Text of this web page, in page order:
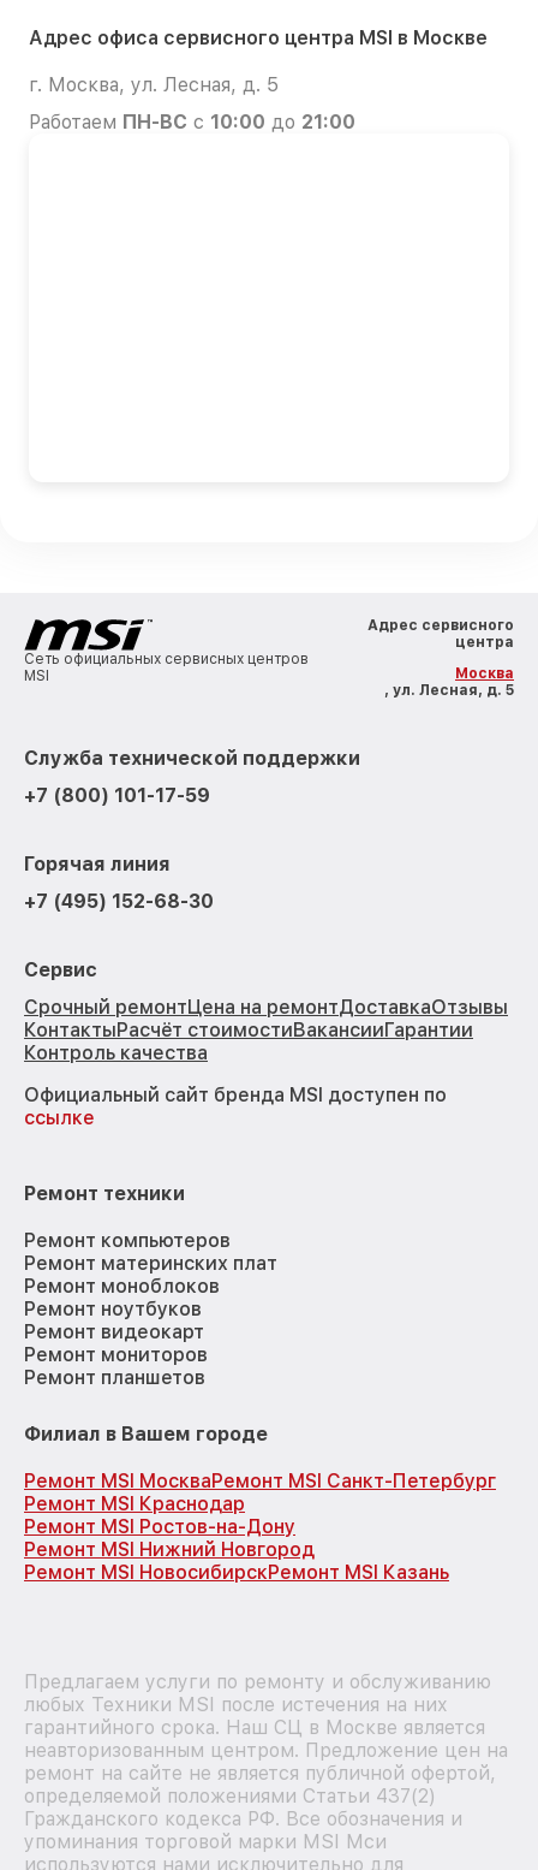
Адрес офиса сервисного центра MSI в Москве
г. Москва, ул. Лесная, д. 5
Работаем ПН-ВС с 10:00 до 21:00
Сеть официальных сервисных центров
MSI
Адрес сервисного
центра
Москва
, ул. Лесная, д. 5
Служба технической поддержки
+7 (800) 101-17-59
Горячая линия
+7 (495) 152-68-30
Сервис
Срочный ремонтЦена на ремонтДоставкаОтзывы
КонтактыРасчёт стоимостиВакансииГарантии
Контроль качества
Официальный сайт бренда MSI доступен по
ссылке
Ремонт техники
Ремонт компьютеров
Ремонт материнских плат
Ремонт моноблоков
Ремонт ноутбуков
Ремонт видеокарт
Ремонт мониторов
Ремонт планшетов
Филиал в Вашем городе
Ремонт MSI МоскваРемонт MSI Санкт-Петербург
Ремонт MSI Краснодар
Ремонт MSI Ростов-на-Дону
Ремонт MSI Нижний Новгород
Ремонт MSI НовосибирскРемонт MSI Казань
Предлагаем услуги по ремонту и обслуживанию
любых Техники MSI после истечения на них
гарантийного срока. Наш СЦ в Москве является
неавторизованным центром. Предложение цен на
ремонт на сайте не является публичной офертой,
определяемой положениями Статьи 437(2)
Гражданского кодекса РФ. Все обозначения и
упоминания торговой марки MSI Мси
используются нами исключительно для